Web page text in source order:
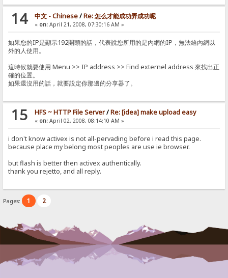
14 中文 - Chinese/Re: 怎么才能成功弄成功呢
« on:April 21, 2008, 07:30:16 AM »
如果您的IP是顯示192開頭的話，代表說您所用的是內網的IP，無法給內網以
外的人使用。
這時候就要使用 Menu >> IP address >> Find externel address 來找出正
確的位置。
如果還沒用的話，就要設定你那邊的分享器了。
15 HFS ~ HTTP File Server/Re: [idea] make upload easy
« on:April 02, 2008, 08:14:10 AM »
i don't know activex is not all-pervading before i read this page.
because place my belong most peoples are use ie browser.
but flash is better then activex authentically.
thank you rejetto, and all reply.
Pages: 1 2